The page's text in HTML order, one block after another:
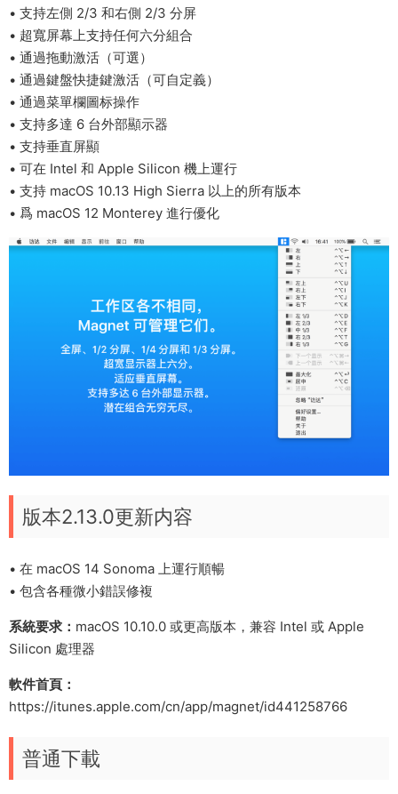
• 支持左側 2/3 和右側 2/3 分屏
• 超寬屏幕上支持任何六分組合
• 通過拖動激活（可選）
• 通過鍵盤快捷鍵激活（可自定義）
• 通過菜單欄圖标操作
• 支持多達 6 台外部顯示器
• 支持垂直屏顯
• 可在 Intel 和 Apple Silicon 機上運行
• 支持 macOS 10.13 High Sierra 以上的所有版本
• 爲 macOS 12 Monterey 進行優化
版本2.13.0更新内容
• 在 macOS 14 Sonoma 上運行順暢
• 包含各種微小錯誤修複
系統要求： macOS 10.10.0 或更高版本，兼容 Intel 或 Apple
Silicon 處理器
軟件首頁：
https://itunes.apple.com/cn/app/magnet/id441258766
普通下載